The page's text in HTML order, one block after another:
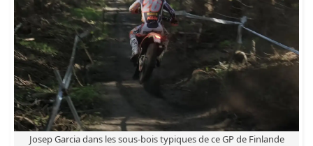
Josep Garcia dans les sous-bois typiques de ce GP de Finlande